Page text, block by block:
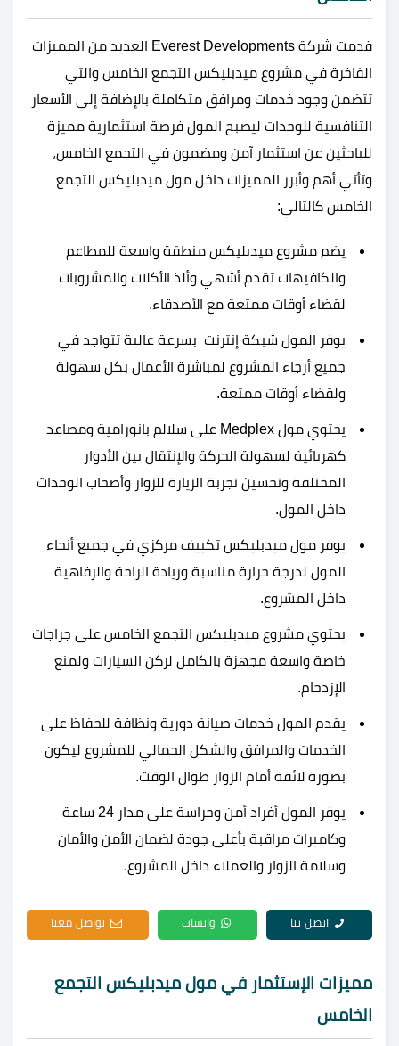
قدمت شركة Everest Developments العديد من المميزات
الفاخرة في مشروع ميدبليكس التجمع الخامس والتي
تتضمن وجود خدمات ومرافق متكاملة بالإضافة إلي الأسعار
التنافسية للوحدات ليصبح المول فرصة استثمارية مميزة
للباحثين عن استثمار آمن ومضمون في التجمع الخامس،
وتأتي أهم وأبرز المميزات داخل مول ميدبليكس التجمع
الخامس كالتالي:
يضم مشروع ميدبليكس منطقة واسعة للمطاعم
والكافيهات تقدم أشهي وألذ الأكلات والمشروبات
لقضاء أوقات ممتعة مع الأصدقاء.
يوفر المول شبكة إنترنت بسرعة عالية تتواجد في
جميع أرجاء المشروع لمباشرة الأعمال بكل سهولة
ولقضاء أوقات ممتعة.
يحتوي مول Medplex على سلالم بانورامية ومصاعد
كهربائية لسهولة الحركة والإنتقال بين الأدوار
المختلفة وتحسين تجربة الزيارة للزوار وأصحاب الوحدات
داخل المول.
يوفر مول ميدبليكس تكييف مركزي في جميع أنحاء
المول لدرجة حرارة مناسبة وزيادة الراحة والرفاهية
داخل المشروع.
يحتوي مشروع ميدبليكس التجمع الخامس على جراجات
خاصة واسعة مجهزة بالكامل لركن السيارات ولمنع
الإزدحام.
يقدم المول خدمات صيانة دورية ونظافة للحفاظ على
الخدمات والمرافق والشكل الجمالي للمشروع ليكون
بصورة لائقة أمام الزوار طوال الوقت.
يوفر المول أفراد أمن وحراسة على مدار 24 ساعة
وكاميرات مراقبة بأعلى جودة لضمان الأمن والأمان
وسلامة الزوار والعملاء داخل المشروع.
اتصل بنا واتساب تواصل معنا
مميزات الإستثمار في مول ميدبليكس التجمع
الخامس